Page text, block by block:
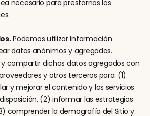
necesario para prestarnos los
Podemos utilizar Información
datos anónimos y agregados.
compartir dichos datos agregados con
y otros terceros para: (1)
y mejorar el contenido y los servicios
(2) informar las estrategias
comprender la demografía del Sitio y